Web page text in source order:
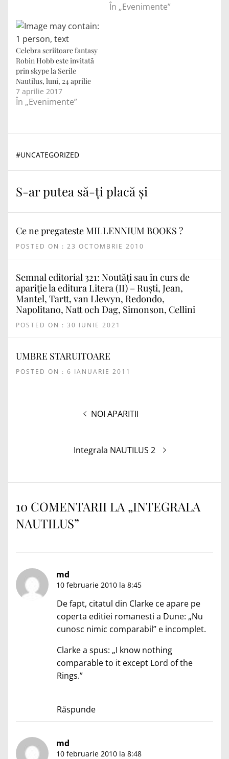
În „Evenimente”
Celebra scriitoare fantasy
Robin Hobb este invitată
prin skype la Serile
Nautilus, luni, 24 aprilie
7 aprilie 2017
În „Evenimente”
#UNCATEGORIZED
S-ar putea să-ți placă și
Ce ne pregateste MILLENNIUM BOOKS ?
POSTED ON : 23 OCTOMBRIE 2010
Semnal editorial 321: Noutăți sau în curs de
apariție la editura Litera (II) – Ruști, Jean,
Mantel, Tartt, van Llewyn, Redondo,
Napolitano, Natt och Dag, Simonson, Cellini
POSTED ON : 30 IUNIE 2021
UMBRE STARUITOARE
POSTED ON : 6 IANUARIE 2011
Articolul
NOI APARITII
Articolul
Integrala NAUTILUS 2
10 COMENTARII LA „INTEGRALA
NAUTILUS”
md
10 februarie 2010 la 8:45
De fapt, citatul din Clarke ce apare pe
coperta editiei romanesti a Dune: „Nu
cunosc nimic comparabil” e incomplet.
Clarke a spus: „I know nothing
comparable to it except Lord of the
Rings.”
Răspunde
md
10 februarie 2010 la 8:48